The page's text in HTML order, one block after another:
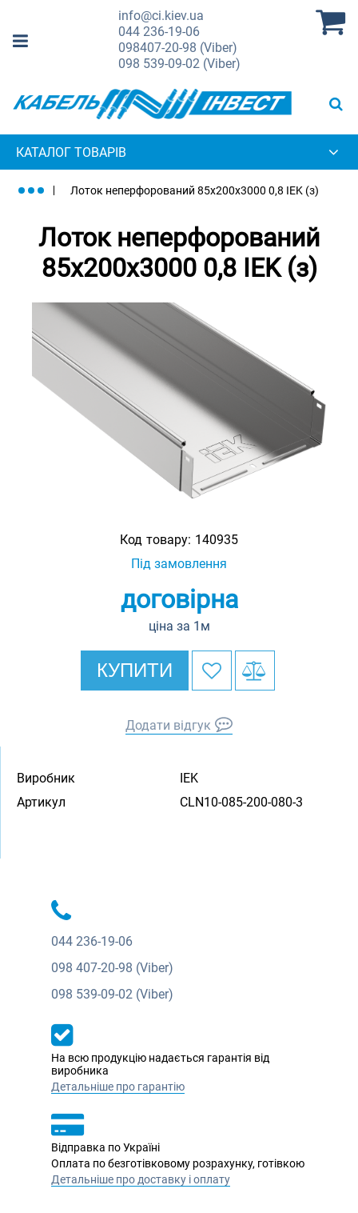
info@ci.kiev.ua
044236-19-06
098407-20-98 (Viber)
098 539-09-02 (Viber)
КАТАЛОГ ТОВАРІВ
Лоток неперфорований 85х200х3000 0,8 IEK (з)
Лоток неперфорований
85х200х3000 0,8 IEK (з)
Код товару: 140935
Під замовлення
договірна
ціна за 1м
КУПИТИ
Додати відгук
Виробник
IEK
Артикул
CLN10-085-200-080-3
044 236-19-06
098 407-20-98 (Viber)
098 539-09-02 (Viber)
На всю продукцію надається гарантія від
виробника
Детальніше про гарантію
Відправка по Україні
Оплата по безготівковому розрахунку, готівкою
Детальніше про доставку і оплату